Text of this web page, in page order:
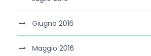
Giugno 2016
Maggio 2016